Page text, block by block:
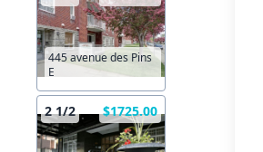
445 avenue des Pins
E
2 1/2 $1725.00